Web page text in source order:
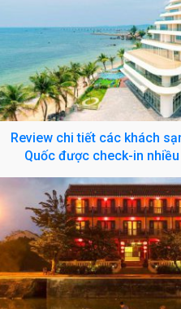
Review chi tiết các khách
Quốc được check-in